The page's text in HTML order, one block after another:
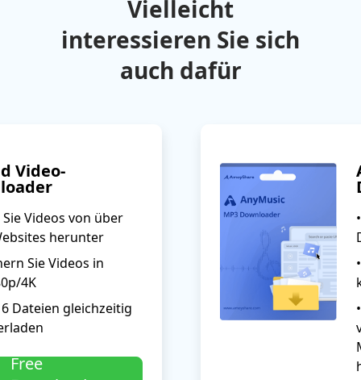
Vielleicht
interessieren Sie sich
auch dafür
Video-
Sie Videos von über
herunter
Sie Videos in
4K
6 Dateien gleichzeitig
Free